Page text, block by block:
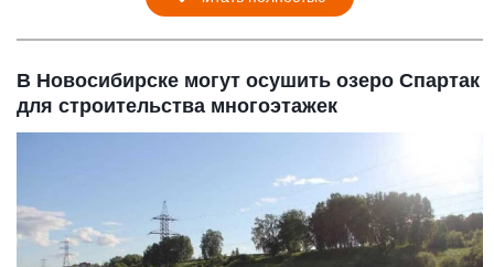
В Новосибирске могут осушить озеро Спартак
для строительства многоэтажек